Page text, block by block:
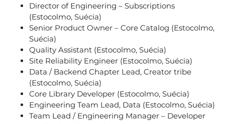
Director of Engineering – Subscriptions
(Estocolmo, Suécia)
Senior Product Owner – Core Catalog (Estocolmo,
Suécia)
Quality Assistant (Estocolmo, Suécia)
Site Reliability Engineer (Estocolmo, Suécia)
Data / Backend Chapter Lead, Creator tribe
(Estocolmo, Suécia)
Core Library Developer (Estocolmo, Suécia)
Engineering Team Lead, Data (Estocolmo, Suécia)
Team Lead / Engineering Manager – Developer